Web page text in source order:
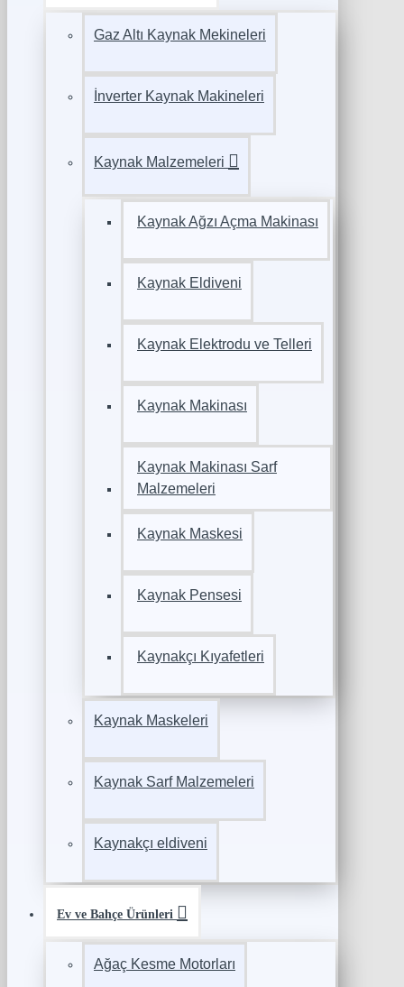
Gaz Altı Kaynak Mekineleri
İnverter Kaynak Makineleri
Kaynak Malzemeleri
Kaynak Ağzı Açma Makinası
Kaynak Eldiveni
Kaynak Elektrodu ve Telleri
Kaynak Makinası
Kaynak Makinası Sarf
Malzemeleri
Kaynak Maskesi
Kaynak Pensesi
Kaynakçı Kıyafetleri
Kaynak Maskeleri
Kaynak Sarf Malzemeleri
Kaynakçı eldiveni
Ev ve Bahçe Ürünleri
Ağaç Kesme Motorları